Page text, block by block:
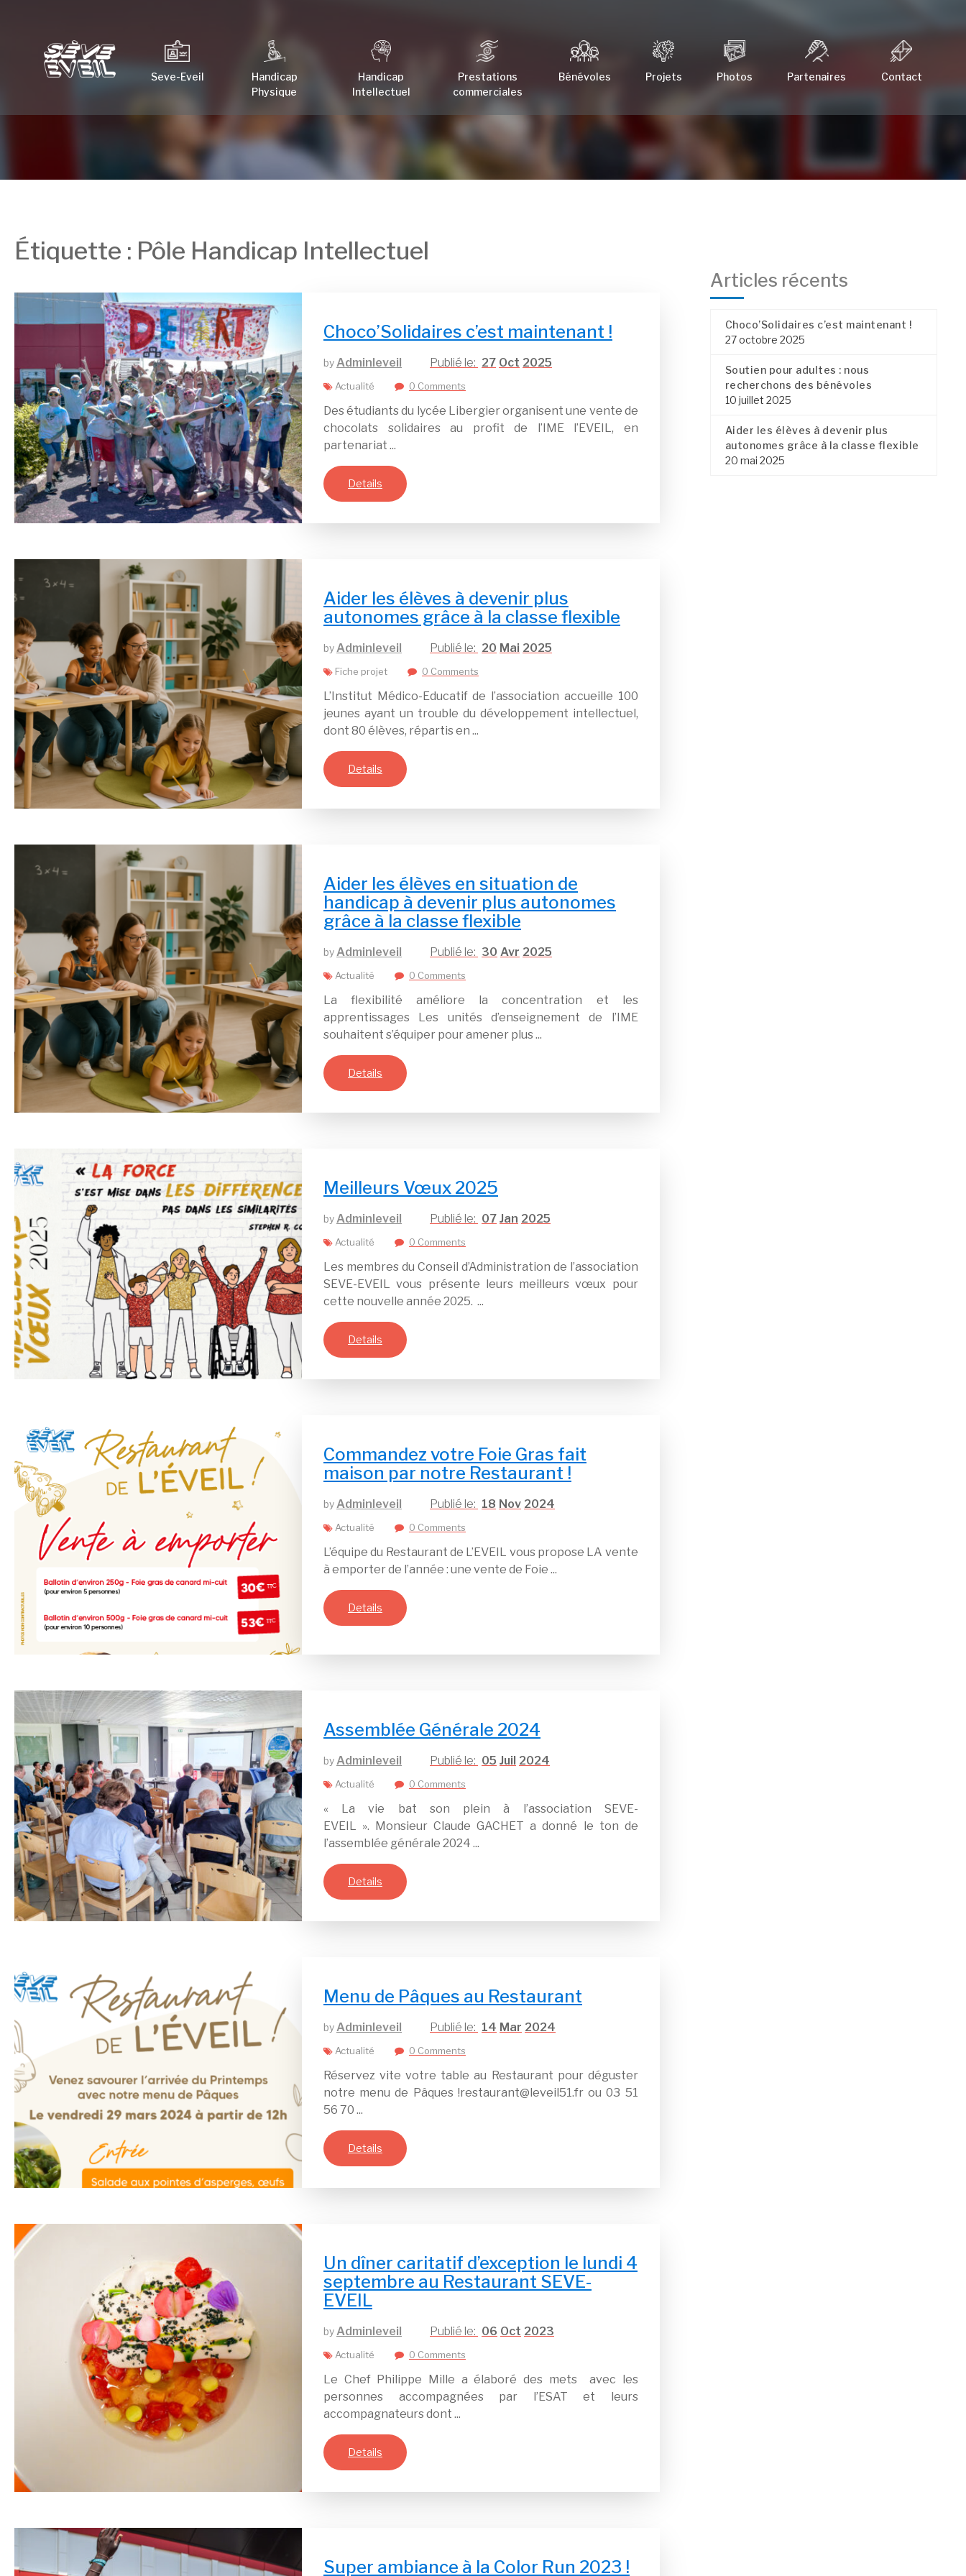
Seve-Eveil
Handicap
Physique
Handicap
Intellectuel
Prestations
commerciales
Bénévoles Projets Photos Partenaires Contact
Étiquette : Pôle Handicap Intellectuel
Choco’Solidaires c’est maintenant !
byAdminleveil Oct
27 2025
Actualité 0 Comments
Des étudiants du lycée Libergier organisent une vente de
chocolats solidaires au profit de l’IME l’EVEIL, en
partenariat ...
Details
Aider les élèves à devenir plus
autonomes grâce à la classe flexible
byAdminleveil Mai
20 2025
Fiche projet 0 Comments
L’Institut Médico-Educatif de l’association accueille 100
jeunes ayant un trouble du développement intellectuel,
dont 80 élèves, répartis en ...
Details
Aider les élèves en situation de
handicap à devenir plus autonomes
grâce à la classe flexible
byAdminleveil Avr
30 2025
Actualité 0 Comments
La flexibilité améliore la concentration et les
apprentissages Les unités d’enseignement de l’IME
souhaitent s’équiper pour amener plus ...
Details
Meilleurs Vœux 2025
byAdminleveil Jan
07 2025
Actualité 0 Comments
Les membres du Conseil d’Administration de l’association
SEVE-EVEIL vous présente leurs meilleurs vœux pour
cette nouvelle année 2025. ...
Details
Commandez votre Foie Gras fait
maison par notre Restaurant !
byAdminleveil Nov
18 2024
Actualité 0 Comments
L’équipe du Restaurant de L’EVEIL vous propose LA vente
à emporter de l’année : une vente de Foie ...
Details
Assemblée Générale 2024
byAdminleveil Juil
05 2024
Actualité 0 Comments
« La vie bat son plein à l’association SEVE-
EVEIL ». Monsieur Claude GACHET a donné le ton de
l’assemblée générale 2024 ...
Details
Menu de Pâques au Restaurant
byAdminleveil Mar
14 2024
Actualité 0 Comments
Réservez vite votre table au Restaurant pour déguster
notre menu de Pâques !restaurant@leveil51.fr ou 03 51
56 70 ...
Details
Un dîner caritatif d’exception le lundi 4
septembre au Restaurant SEVE-
EVEIL
byAdminleveil Oct
06 2023
Actualité 0 Comments
Le Chef Philippe Mille a élaboré des mets avec les
personnes accompagnées par l’ESAT et leurs
accompagnateurs dont ...
Details
Super ambiance à la Color Run 2023 !
Articles récents
Choco’Solidaires c’est maintenant !
27 octobre 2025
Soutien pour adultes : nous
recherchons des bénévoles
10 juillet 2025
Aider les élèves à devenir plus
autonomes grâce à la classe flexible
20 mai 2025